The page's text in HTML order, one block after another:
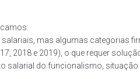
mas algumas categorias
2018 e 2019), o que requer
salarial do funcionalismo,